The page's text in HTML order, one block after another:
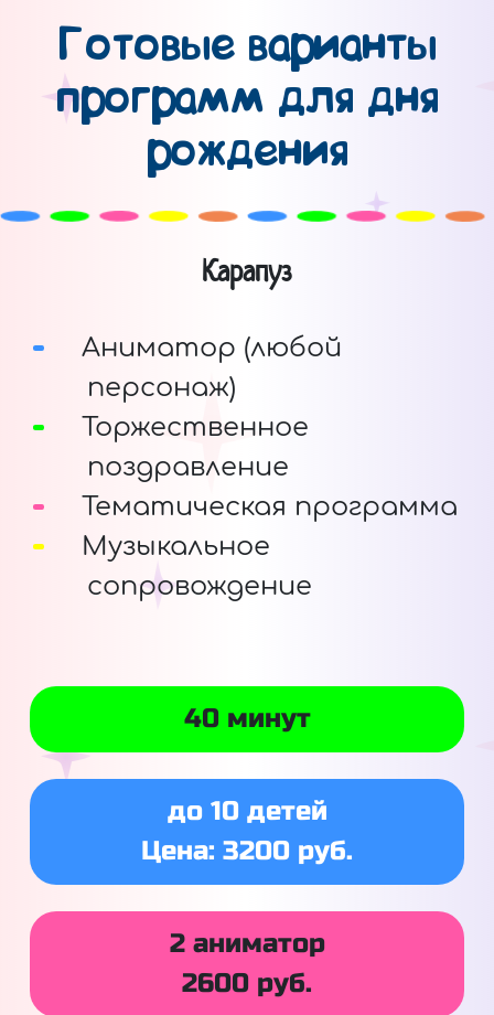
Готовые варианты
программ для дня
рождения
Карапуз
Аниматор (любой
персонаж)
Торжественное
поздравление
Тематическая программа
Музыкальное
сопровождение
40 минут
до 10 детей
Цена: 3200 руб.
2 аниматор
2600 руб.